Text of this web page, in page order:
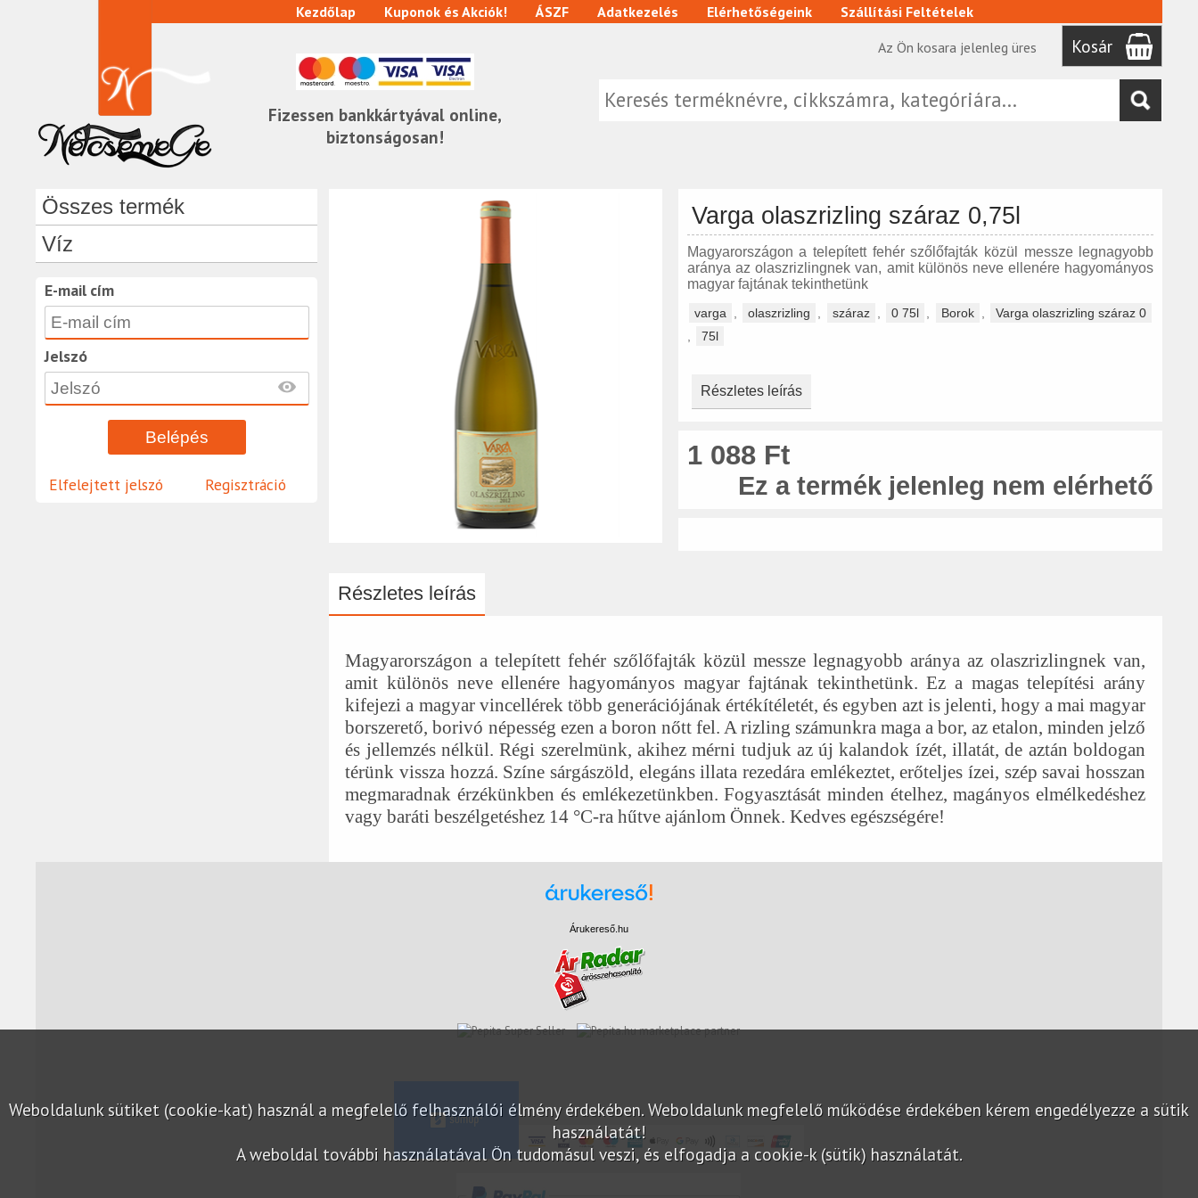
Fizessen bankkártyával online,
biztonságosan!
Kezdőlap Kuponok és Akciók! ÁSZF Adatkezelés Elérhetőségeink
Szállítási Feltételek
Az Ön kosara jelenleg üres
Kosár
Összes termék
Víz
E-mail cím
Jelszó
Elfelejtett jelszó Regisztráció
Varga olaszrizling száraz 0,75l
Magyarországon a telepített fehér szőlőfajták közül messze legnagyobb
aránya az olaszrizlingnek van, amit különös neve ellenére hagyományos
magyar fajtának tekinthetünk
varga olaszrizling száraz 0 75l Borok
Varga olaszrizling száraz 0
75l
Részletes leírás
1 088 Ft
Ez a termék jelenleg nem elérhető
Részletes leírás
Magyarországon a telepített fehér szőlőfajták közül messze legnagyobb aránya az olaszrizlingnek van,
amit különös neve ellenére hagyományos magyar fajtának tekinthetünk. Ez a magas telepítési arány
kifejezi a magyar vincellérek több generációjának értékítéletét, és egyben azt is jelenti, hogy a mai magyar
borszerető, borivó népesség ezen a boron nőtt fel. A rizling számunkra maga a bor, az etalon, minden jelző
és jellemzés nélkül. Régi szerelmünk, akihez mérni tudjuk az új kalandok ízét, illatát, de aztán boldogan
térünk vissza hozzá. Színe sárgászöld, elegáns illata rezedára emlékeztet, erőteljes ízei, szép savai hosszan
megmaradnak érzékünkben és emlékezetünkben. Fogyasztását minden ételhez, magányos elmélkedéshez
vagy baráti beszélgetéshez 14 °C-ra hűtve ajánlom Önnek. Kedves egészségére!
Weboldalunk sütiket (cookie-kat) használ a megfelelő felhasználói élmény érdekében. Weboldalunk megfelelő működése érdekében kérem engedélyezze a sütik
használatát!
A weboldal további használatával Ön tudomásul veszi, és elfogadja a cookie-k (sütik) használatát.
Árukereső.hu
marketplace partner